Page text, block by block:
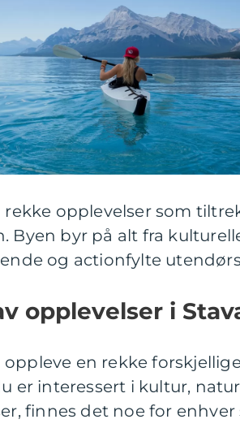
rekke opplevelser som
Byen byr på alt fra
og actionfylte
opplevelser i
oppleve en rekke
er interessert i kultur,
finnes det noe for enhver